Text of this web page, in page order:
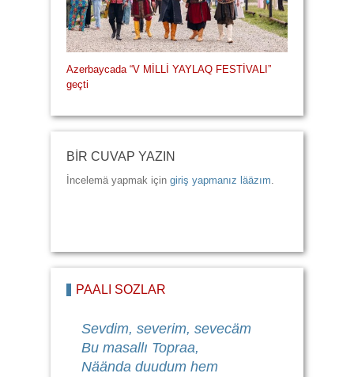
Azerbaycada “V MİLLİ YAYLAQ FESTİVALI”
geçti
BİR CUVAP YAZIN
İncelemä yapmak için giriş yapmanız lääzım.
PAALI SÖZLÄR
Sevdim, severim, sevecäm
Bu masallı Topraa,
Näända duudum hem